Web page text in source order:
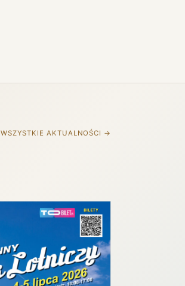
WSZYSTKIE AKTUALNOŚCI →